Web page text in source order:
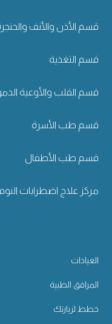
قسم الأذن والأنف
قسم التغذية
قسم القلب والأوعية
قسم طب الأسرة
قسم طب الأطفال
مركز علاج اضطرابات النوم
العيادات
المرافق الطبية
خطط لزيارتك